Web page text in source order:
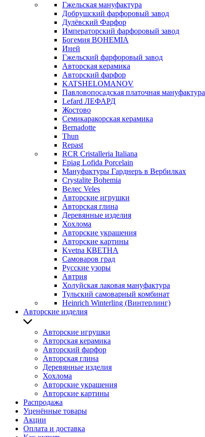
Гжельская мануфактура
Добрушский фарфоровый завод
Дулёвский Фарфор
Императорский фарфоровый завод
Богемия BOHEMIA
Иней
Гжельский фарфоровый завод
Авторская керамика
Авторский фарфор
KATSHELOMANOV
Павловопосадская платочная мануфактура
Lefard ЛЕФАРД
Жостово
Семикаракорская керамика
Bernadotte
Thun
Repast
RCR Cristalleria Italiana
Epiag Lofida Porcelain
Мануфактуры Гарднеръ в Вербилках
Crystalite Bohemia
Велес Veles
Авторские игрушки
Авторская глина
Деревянные изделия
Хохлома
Авторские украшения
Авторские картины
Kvetna КВЕТНА
Самоваров град
Русские узоры
Автрия
Холуйская лаковая мануфактура
Тульский самоварный комбинат
Heinrich Winterling (Винтерлинг)
Авторские изделия
Авторские игрушки
Авторская керамика
Авторский фарфор
Авторская глина
Деревянные изделия
Хохлома
Авторские украшения
Авторские картины
Распродажа
Уценённые товары
Акции
Оплата и доставка